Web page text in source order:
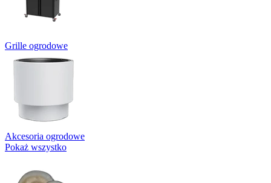
Grille ogrodowe
Akcesoria ogrodowe
Pokaż wszystko